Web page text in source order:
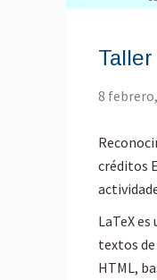
8
créditos
LaTeX
textos
HTML,